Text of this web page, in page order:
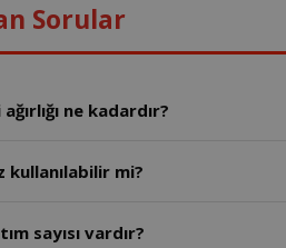
Sorular
ne kadardır?
kullanılabilir mi?
sayısı vardır?